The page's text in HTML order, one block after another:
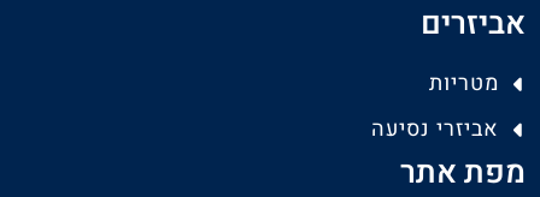
אביזרים
מטריות
אביזרי נסיעה
מפת אתר